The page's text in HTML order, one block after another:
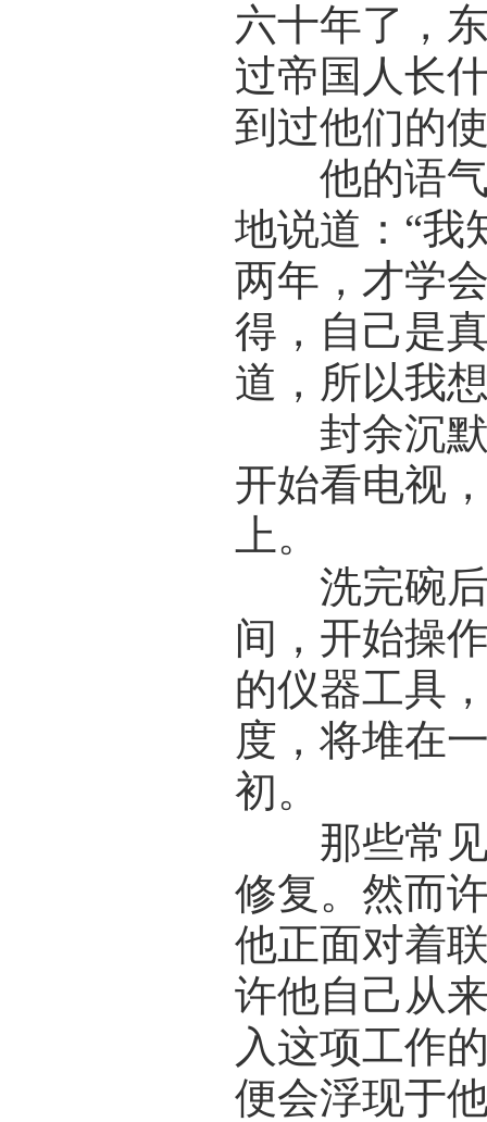
六十年了，
过帝国人长
到过他们的
他的语气
地说道：“我
两年，才学
得，自己是
道，所以我
封余沉默
开始看电视
上。
洗完碗后
间，开始操
的仪器工具
度，将堆在
初。
那些常见
修复。然而
他正面对着
许他自己从
入这项工作
便会浮现于